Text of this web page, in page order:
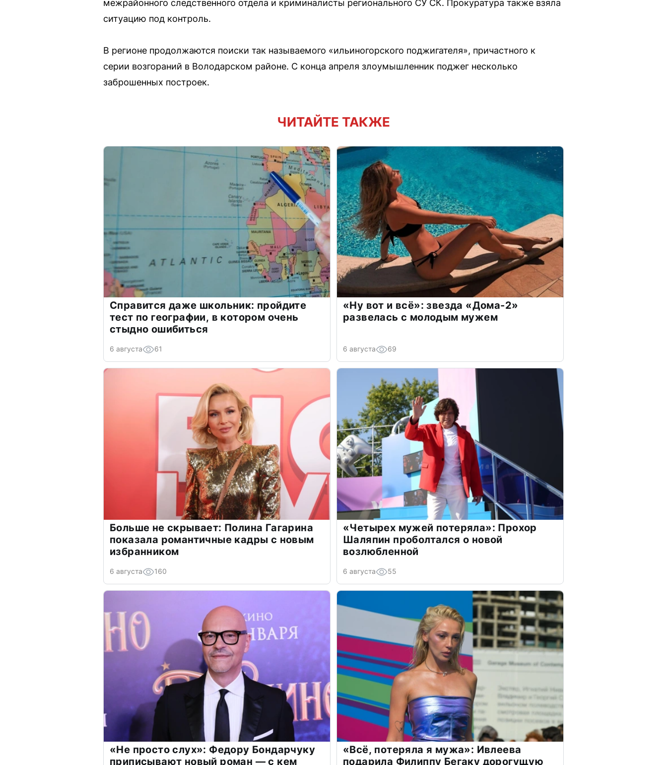
межрайонного следственного отдела и криминалисты регионального СУ СК. Прокуратура также взяла
ситуацию под контроль.
В регионе продолжаются поиски так называемого «ильиногорского поджигателя», причастного к
серии возгораний в Володарском районе. С конца апреля злоумышленник поджег несколько
заброшенных построек.
ЧИТАЙТЕ ТАКЖЕ
Справится даже школьник: пройдите
тест по географии, в котором очень
стыдно ошибиться
6 августа 61
«Ну вот и всё»: звезда «Дома-2»
развелась с молодым мужем
6 августа 69
Больше не скрывает: Полина Гагарина
показала романтичные кадры с новым
избранником
6 августа 160
«Четырех мужей потеряла»: Прохор
Шаляпин проболтался о новой
возлюбленной
6 августа 55
«Не просто слух»: Федору Бондарчуку
приписывают новый роман — с кем
«Всё, потеряла я мужа»: Ивлеева
подарила Филиппу Бегаку дорогущую